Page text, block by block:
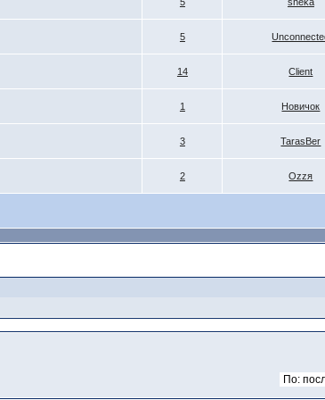
5
14 Client
1 Новичок
3 TarasBer
2 Ozzя